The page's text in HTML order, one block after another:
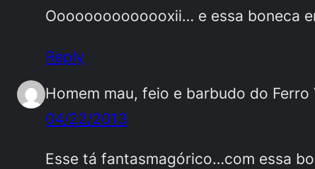
Oooooooooooooxii… e essa boneca
Reply
Homem mau, feio e barbudo do Ferro
04/22/2013
Esse tá fantasmagórico…com essa